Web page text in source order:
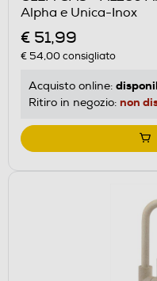
Alpha e Unica-Inox
€ 51,99
€ 54,00consigliato
Acquisto online:
Ritiro in negozio: non